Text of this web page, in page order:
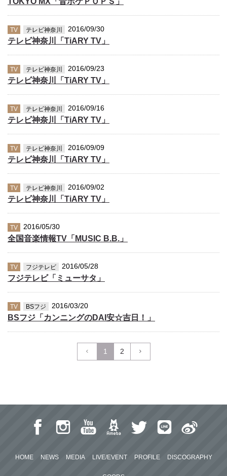
TV テレビ神奈川 2016/09/30
テレビ神奈川「TiARY TV」
TV テレビ神奈川 2016/09/23
テレビ神奈川「TiARY TV」
TV テレビ神奈川 2016/09/16
テレビ神奈川「TiARY TV」
TV テレビ神奈川 2016/09/09
テレビ神奈川「TiARY TV」
TV テレビ神奈川 2016/09/02
テレビ神奈川「TiARY TV」
TV 2016/05/30
全国音楽情報TV「MUSIC B.B.」
TV フジテレビ 2016/05/28
フジテレビ「ミューサタ」
TV BSフジ 2016/03/20
BSフジ「カンニングのDAI安☆吉日！」
1 2
HOME NEWS MEDIA LIVE/EVENT PROFILE DISCOGRAPHY